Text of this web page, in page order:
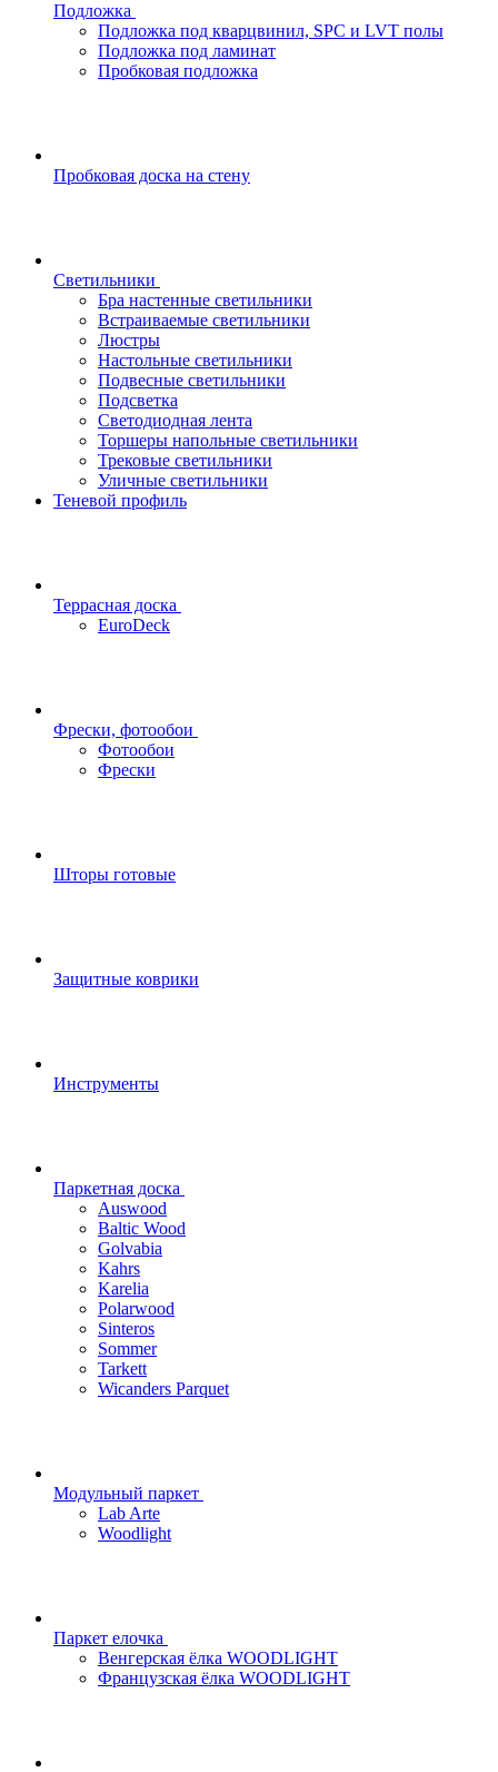
Подложка
Подложка под кварцвинил, SPC и LVT полы
Подложка под ламинат
Пробковая подложка
Пробковая доска на стену
Светильники
Бра настенные светильники
Встраиваемые светильники
Люстры
Настольные светильники
Подвесные светильники
Подсветка
Светодиодная лента
Торшеры напольные светильники
Трековые светильники
Уличные светильники
Теневой профиль
Террасная доска
EuroDeck
Фрески, фотообои
Фотообои
Фрески
Шторы готовые
Защитные коврики
Инструменты
Паркетная доска
Auswood
Baltic Wood
Golvabia
Kahrs
Karelia
Polarwood
Sinteros
Sommer
Tarkett
Wicanders Parquet
Модульный паркет
Lab Arte
Woodlight
Паркет елочка
Венгерская ёлка WOODLIGHT
Французская ёлка WOODLIGHT